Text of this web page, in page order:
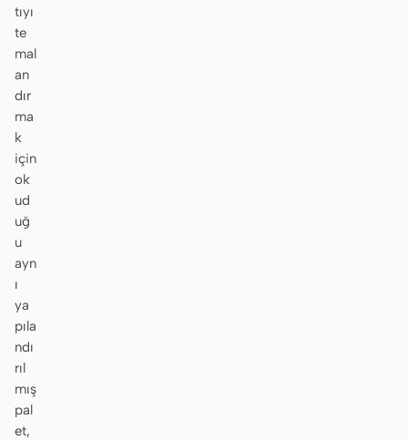
tıyı
te
mal
an
dır
ma
k
için
ok
ud
uğ
u
ayn
ı
ya
pıla
ndı
rıl
mış
pal
et,